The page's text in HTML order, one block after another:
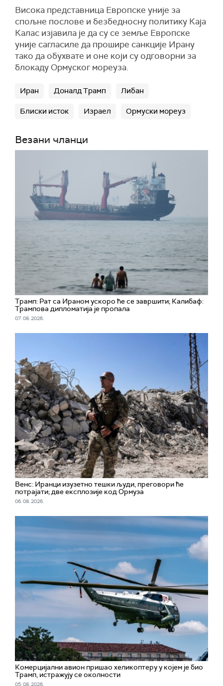
Висока представница Европске уније за
спољне послове и безбедносну политику Каја
Калас изјавила је да су се земље Европске
уније сагласиле да прошире санкције Ирану
тако да обухвате и оне који су одговорни за
блокаду Ормуског мореуза.
Иран Доналд Трамп Либан
Блиски исток Израел Ормуски мореуз
Везани чланци
Трамп: Рат са Ираном ускоро ће се завршити; Калибаф:
Трампова дипломатија је пропала
07. 08. 2026.
Венс: Иранци изузетно тешки људи, преговори ће
потрајати; две експлозије код Ормуза
06. 08. 2026.
Комерцијални авион пришао хеликоптеру у којем је био
Трамп, истражују се околности
05. 08. 2026.